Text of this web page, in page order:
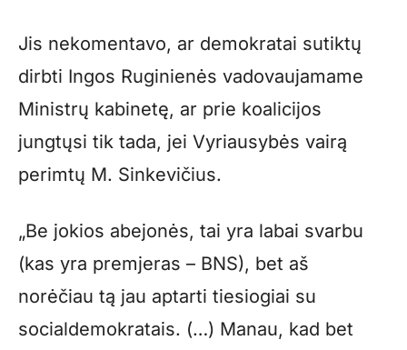
Jis nekomentavo, ar demokratai sutiktų
dirbti Ingos Ruginienės vadovaujamame
Ministrų kabinetę, ar prie koalicijos
jungtųsi tik tada, jei Vyriausybės vairą
perimtų M. Sinkevičius.
„Be jokios abejonės, tai yra labai svarbu
(kas yra premjeras – BNS), bet aš
norėčiau tą jau aptarti tiesiogiai su
socialdemokratais. (…) Manau, kad bet